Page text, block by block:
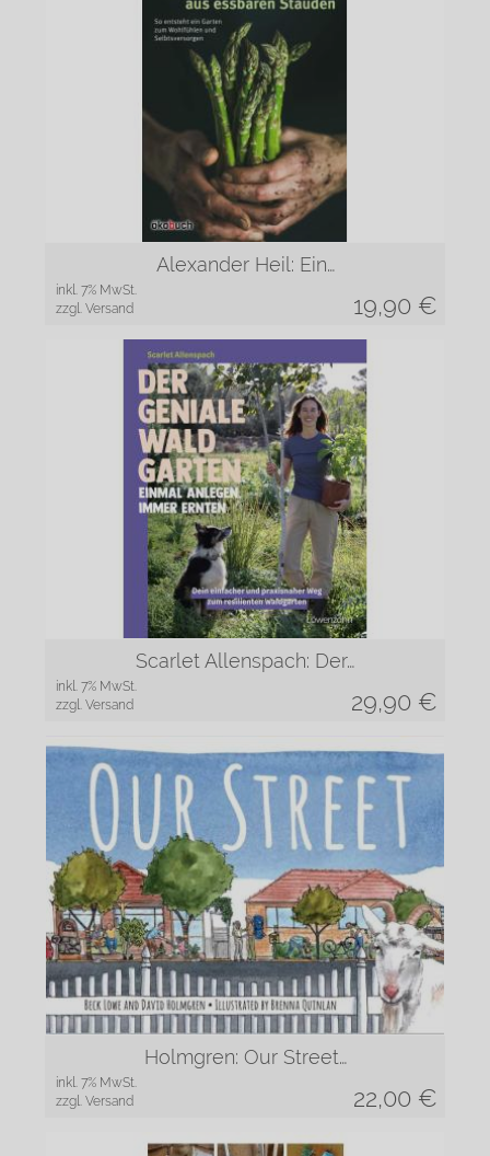
Alexander Heil: Ein…
inkl. 7% MwSt.
zzgl. Versand
19,90 €
Scarlet Allenspach: Der…
inkl. 7% MwSt.
zzgl. Versand
29,90 €
Holmgren: Our Street…
inkl. 7% MwSt.
zzgl. Versand
22,00 €